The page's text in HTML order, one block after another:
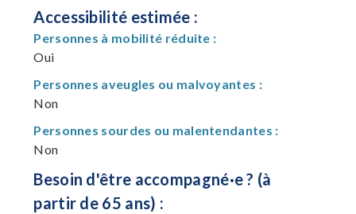
Accessibilité estimée :
Personnes à mobilité réduite :
Oui
Personnes aveugles ou malvoyantes :
Non
Personnes sourdes ou malentendantes :
Non
Besoin d'être accompagné·e ? (à
partir de 65 ans) :